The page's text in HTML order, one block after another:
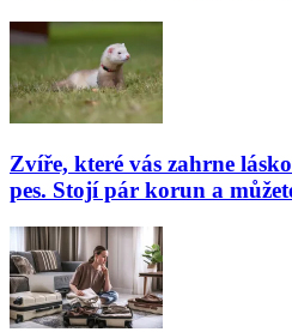
Zvíře, které vás zahrne
pes. Stojí pár korun a